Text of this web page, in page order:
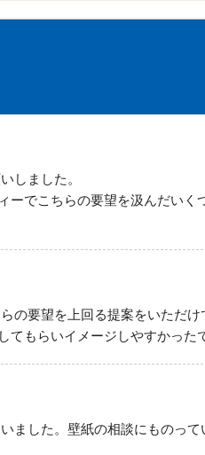
しました。
でこちらの要望を汲んだい
の要望を上回る提案をいただけ
もらいイメージしやすかった
ました。壁紙の相談にものっ